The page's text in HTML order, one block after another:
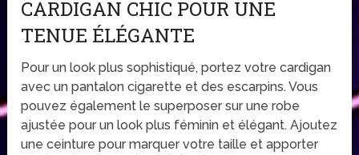
CARDIGAN CHIC POUR UNE
TENUE ÉLÉGANTE
Pour un look plus sophistiqué, portez votre cardigan
avec un pantalon cigarette et des escarpins. Vous
pouvez également le superposer sur une robe
ajustée pour un look plus féminin et élégant. Ajoutez
une ceinture pour marquer votre taille et apporter